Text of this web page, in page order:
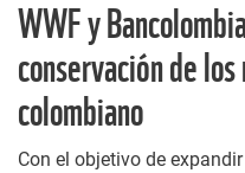
WWF y
conservación de
colombiano
Con el objetivo de